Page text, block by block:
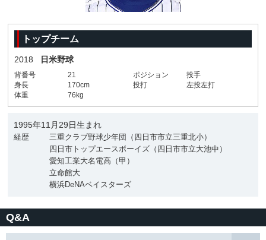
トップチーム
2018 日米野球
背番号 21 ポジション
投手
身長
170cm 投打
左投左打
体重
76kg
1995年11月29日生まれ
経歴
三重クラブ野球少年団（四日市市立三重北小）
四日市トップエースボーイズ（四日市市立大池中）
愛知工業大名電高（甲）
立命館大
横浜DeNAベイスターズ
Q&A